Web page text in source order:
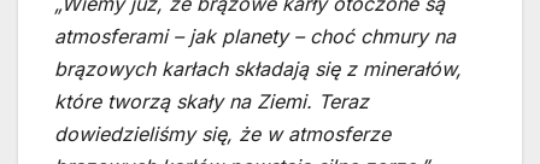
atmosferami – jak planety – choć chmury na
brązowych karłach składają się z minerałów,
które tworzą skały na Ziemi. Teraz
dowiedzieliśmy się, że w atmosferze